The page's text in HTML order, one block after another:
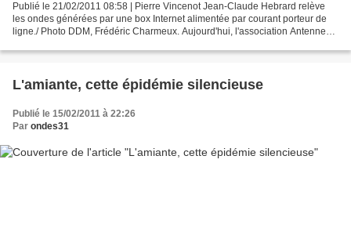
Publié le 21/02/2011 08:58 | Pierre Vincenot Jean-Claude Hebrard relève
les ondes générées par une box Internet alimentée par courant porteur de
ligne./ Photo DDM, Frédéric Charmeux. Aujourd'hui, l'association Antennes
L'amiante, cette épidémie silencieuse
Publié le 15/02/2011 à 22:26
Par ondes31